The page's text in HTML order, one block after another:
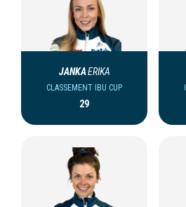
JANKAERIKA
CLASSEMENT IBU CUP
29